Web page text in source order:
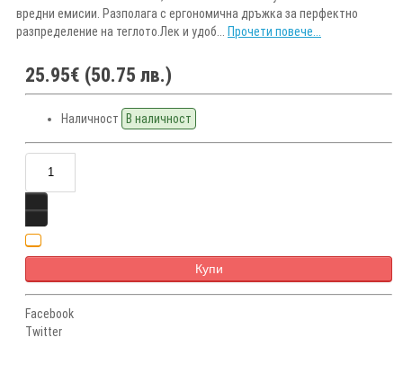
вредни емисии. Разполага с ергономична дръжка за перфектно
разпределение на теглото.Лек и удоб... Прочети повече...
25.95€ (50.75 лв.)
Наличност В наличност
Купи
Facebook
Twitter